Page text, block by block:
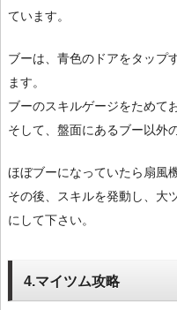
ています。
ブーは、青色のドアをタップ
ます。
ブーのスキルゲージをためて
そして、盤面にあるブー以外
ほぼブーになっていたら扇風
その後、スキルを発動し、大
にして下さい。
4.マイツム攻略